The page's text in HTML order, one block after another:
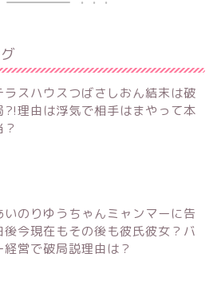
ラスハウスつばさしおん結末は破
?!理由は浮気で相手はまやって本
？
いのりゆうちゃんミャンマーに告
後今現在もその後も彼氏彼女？バ
経営で破局説理由は？